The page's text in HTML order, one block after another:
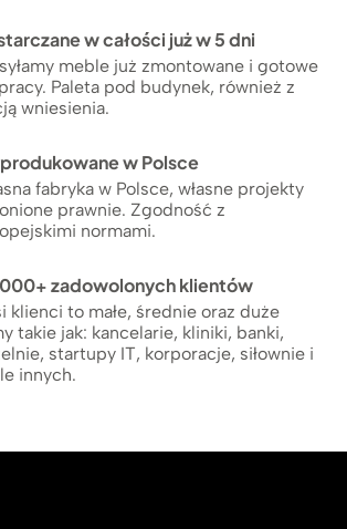
w całości już w 5 dni
meble już zmontowane i gotowe
Paleta pod budynek, również z
wniesienia.
w Polsce
fabryka w Polsce, własne projekty
prawnie. Zgodność z
normami.
zadowolonych klientów
klienci to małe, średnie oraz duże
takie jak: kancelarie, kliniki, banki,
startupy IT, korporacje, siłownie i
innych.